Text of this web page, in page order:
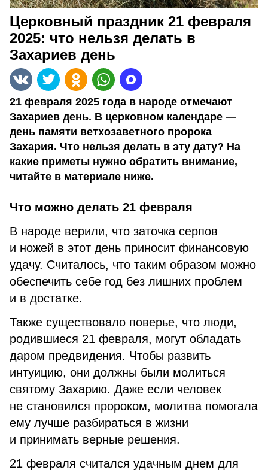
Церковный праздник 21 февраля
2025: что нельзя делать в
Захариев день
21 февраля 2025 года в народе отмечают
Захариев день. В церковном календаре —
день памяти ветхозаветного пророка
Захария. Что нельзя делать в эту дату? На
какие приметы нужно обратить внимание,
читайте в материале ниже.
Что можно делать 21 февраля
В народе верили, что заточка серпов
и ножей в этот день приносит финансовую
удачу. Считалось, что таким образом можно
обеспечить себе год без лишних проблем
и в достатке.
Также существовало поверье, что люди,
родившиеся 21 февраля, могут обладать
даром предвидения. Чтобы развить
интуицию, они должны были молиться
святому Захарию. Даже если человек
не становился пророком, молитва помогала
ему лучше разбираться в жизни
и принимать верные решения.
21 февраля считался удачным днем для